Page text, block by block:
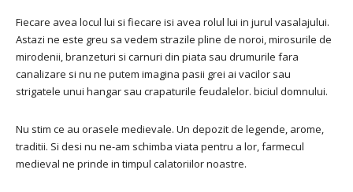
Fiecare avea locul lui si fiecare isi avea rolul lui in jurul vasalajului.
Astazi ne este greu sa vedem strazile pline de noroi, mirosurile de
mirodenii, branzeturi si carnuri din piata sau drumurile fara
canalizare si nu ne putem imagina pasii grei ai vacilor sau
strigatele unui hangar sau crapaturile feudalelor. biciul domnului.
Nu stim ce au orasele medievale. Un depozit de legende, arome,
traditii. Si desi nu ne-am schimba viata pentru a lor, farmecul
medieval ne prinde in timpul calatoriilor noastre.